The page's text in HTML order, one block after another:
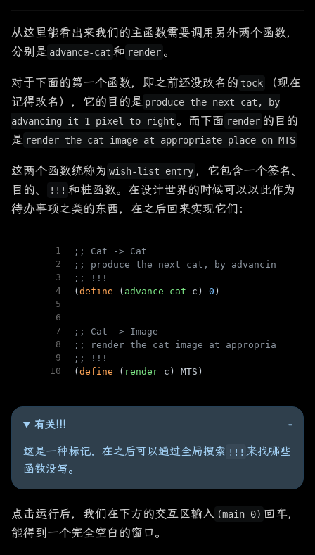
从这里能看出来我们的主函数需要调用另外两个函数，
分别是 advance-cat 和 render 。
对于下面的第一个函数，即之前还没改名的 tock
（现在
记得改名），它的目的是 produce the next cat, by
advancing it 1 pixel to right 。而下面 render 的目的
是 render the cat image at appropriate place on MTS
这两个函数统称为 wish-list entry ，它包含一个签名、
目的、
!!! 和桩函数。在设计世界的时候可以以此作为
待办事项之类的东西，在之后回来实现它们：
1
2
3
4
5
6
7
8
9
10
;; Cat -> Cat
;; produce the next cat, by advancing it
;; !!!
(define ( advance-cat c) 0 )
;; Cat -> Image
;; render the cat image at appropriate
;; !!!
(define ( render c) MTS)
有关!!!
这是一种标记，在之后可以通过全局搜索 !!! 来找哪些
函数没写。
点击运行后，我们在下方的交互区输入 (main 0) 回车，
能得到一个完全空白的窗口。